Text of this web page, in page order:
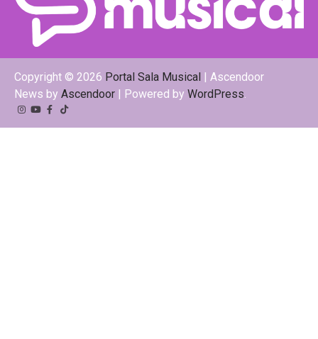
Copyright © 2026 Portal Sala Musical | Ascendoor
News by Ascendoor | Powered by WordPress
Instagram
YouTube
Facebook
Tiktok